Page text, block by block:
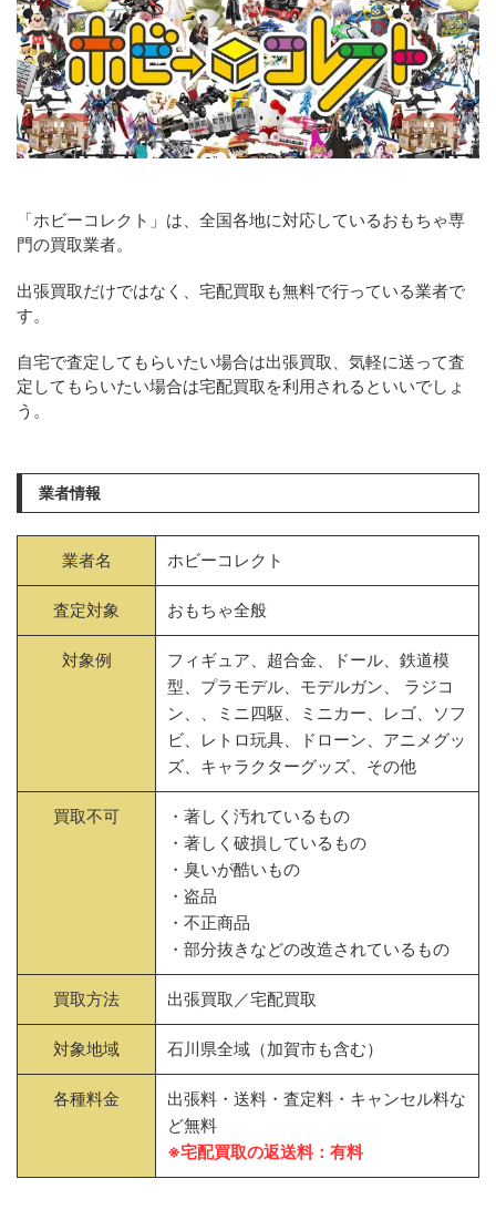
「ホビーコレクト」は、全国各地に対応しているおもちゃ専
門の買取業者。
出張買取だけではなく、宅配買取も無料で行っている業者で
す。
自宅で査定してもらいたい場合は出張買取、気軽に送って査
定してもらいたい場合は宅配買取を利用されるといいでしょ
う。
業者情報
業者名 ホビーコレクト
査定対象 おもちゃ全般
対象例
フィギュア、超合金、ドール、鉄道模
型、プラモデル、モデルガン、 ラジコ
ン、、ミニ四駆、ミニカー、レゴ、ソフ
ビ、レトロ玩具、ドローン、アニメグッ
ズ、キャラクターグッズ、その他
買取不可
・著しく汚れているもの
・著しく破損しているもの
・臭いが酷いもの
・盗品
・不正商品
・部分抜きなどの改造されているもの
買取方法 出張買取／宅配買取
対象地域 石川県全域（加賀市も含む）
各種料金
出張料・送料・査定料・キャンセル料な
ど無料
※宅配買取の返送料：有料